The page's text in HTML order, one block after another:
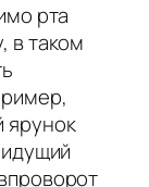
рта
в таком
ярунок